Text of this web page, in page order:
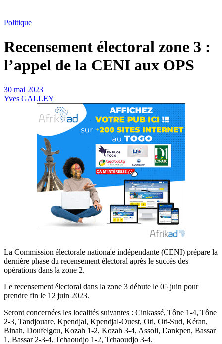
Politique
Recensement électoral zone 3 :
l’appel de la CENI aux OPS
30 mai 2023
Yves GALLEY
La Commission électorale nationale indépendante (CENI) prépare la
dernière phase du recensement électoral après le succès des
opérations dans la zone 2.
Le recensement électoral dans la zone 3 débute le 05 juin pour
prendre fin le 12 juin 2023.
Seront concernées les localités suivantes : Cinkassé, Tône 1-4, Tône
2-3, Tandjouare, Kpendjal, Kpendjal-Ouest, Oti, Oti-Sud, Kéran,
Binah, Doufelgou, Kozah 1-2, Kozah 3-4, Assoli, Dankpen, Bassar
1, Bassar 2-3-4, Tchaoudjo 1-2, Tchaoudjo 3-4.